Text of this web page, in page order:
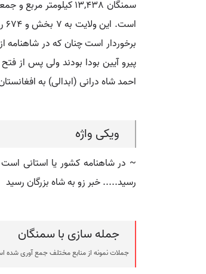
برخوردار است چنان که در شاهنامه
پیرو آیین بودا بودند ولی پس از
احمد شاه درانی (ابدالی) به
ویکی واژه
~ در شاهنامه کشور یا استانی است
رسید..... خبر زو به شاه بزرگان رسید
جمله سازی با سمنگان
جملات نمونه از منابع مختلف جمع آوری